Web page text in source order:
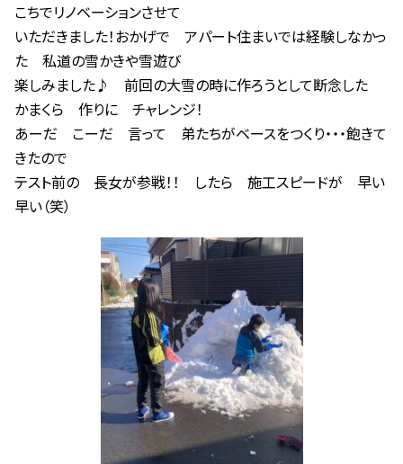
こちでリノベーションさせて
いただきました！おかげで アパート住まいでは経験しなかっ
た 私道の雪かきや雪遊び
楽しみました♪ 前回の大雪の時に作ろうとして断念した
かまくら 作りに チャレンジ！
あーだ こーだ 言って 弟たちがベースをつくり・・・飽きて
きたので
テスト前の 長女が参戦！！ したら 施工スピードが 早い
早い（笑）